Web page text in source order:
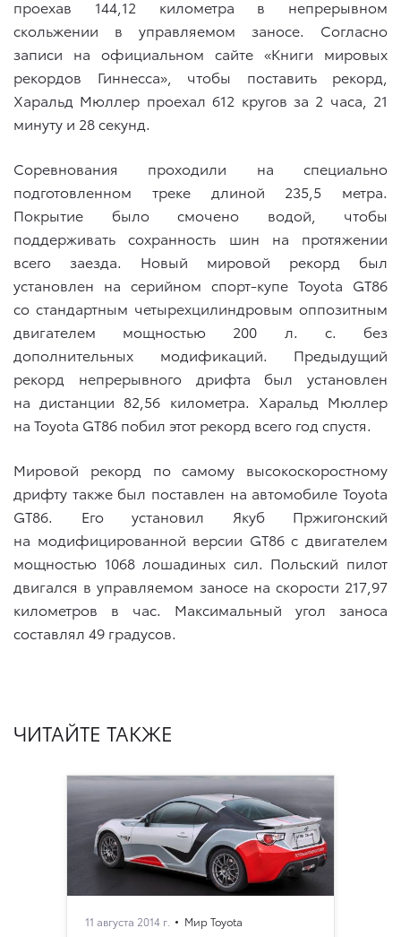
проехав 144,12 километра в непрерывном
скольжении в управляемом заносе. Согласно
записи на официальном сайте «Книги мировых
рекордов Гиннесса», чтобы поставить рекорд,
Харальд Мюллер проехал 612 кругов за 2 часа, 21
минуту и 28 секунд.
Соревнования проходили на специально
подготовленном треке длиной 235,5 метра.
Покрытие было смочено водой, чтобы
поддерживать сохранность шин на протяжении
всего заезда. Новый мировой рекорд был
установлен на серийном спорт-купе Toyota GT86
со стандартным четырехцилиндровым оппозитным
двигателем мощностью 200 л. с. без
дополнительных модификаций. Предыдущий
рекорд непрерывного дрифта был установлен
на дистанции 82,56 километра. Харальд Мюллер
на Toyota GT86 побил этот рекорд всего год спустя.
Мировой рекорд по самому высокоскоростному
дрифту также был поставлен на автомобиле Toyota
GT86. Его установил Якуб Пржигонский
на модифицированной версии GT86 с двигателем
мощностью 1068 лошадиных сил. Польский пилот
двигался в управляемом заносе на скорости 217,97
километров в час. Максимальный угол заноса
составлял 49 градусов.
ЧИТАЙТЕ ТАКЖЕ
11 августа 2014 г. Мир Toyota